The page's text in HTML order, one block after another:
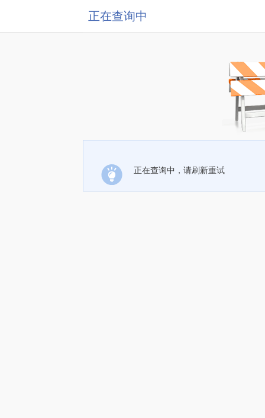
正在查询中
正在查询中，请刷新重试